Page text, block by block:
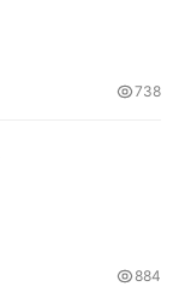
738
884